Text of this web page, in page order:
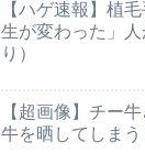
【ハゲ速報】植
生が変わった」
り）
【超画像】チー
牛を晒してしまう